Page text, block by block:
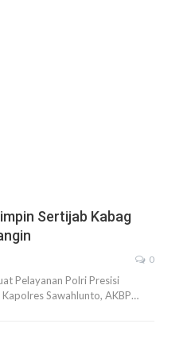
Sertijab Kabag
0
Pelayanan Polri Presisi
Kapolres Sawahlunto, AKBP…